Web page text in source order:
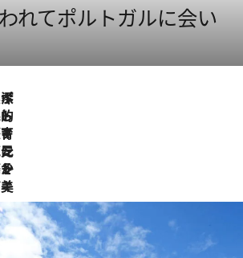
れてポルトガルに会い